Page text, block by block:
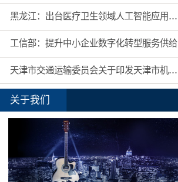
黑龙江：出台医疗卫生领域人工智能应用工作实施方案
工信部：提升中小企业数字化转型服务供给
天津市交通运输委员会关于印发天津市机动车驾驶员培训机构及教练员综合信用评价管理办法的通知
关于我们